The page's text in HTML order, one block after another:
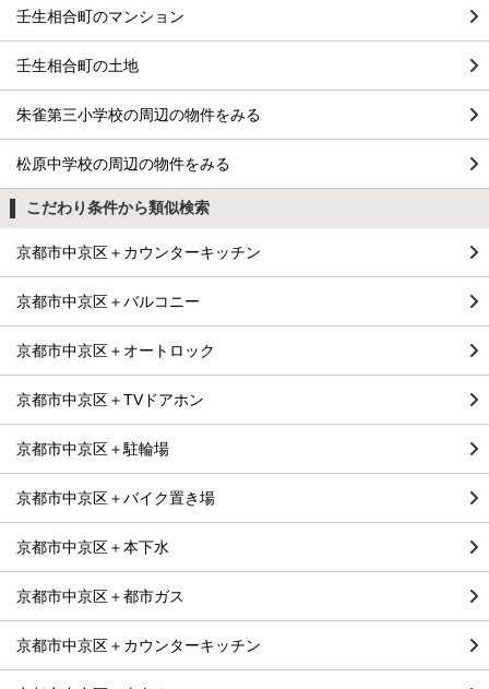
壬生相合町のマンション
壬生相合町の土地
朱雀第三小学校の周辺の物件をみる
松原中学校の周辺の物件をみる
こだわり条件から類似検索
京都市中京区＋カウンターキッチン
京都市中京区＋バルコニー
京都市中京区＋オートロック
京都市中京区＋TVドアホン
京都市中京区＋駐輪場
京都市中京区＋バイク置き場
京都市中京区＋本下水
京都市中京区＋都市ガス
京都市中京区＋カウンターキッチン